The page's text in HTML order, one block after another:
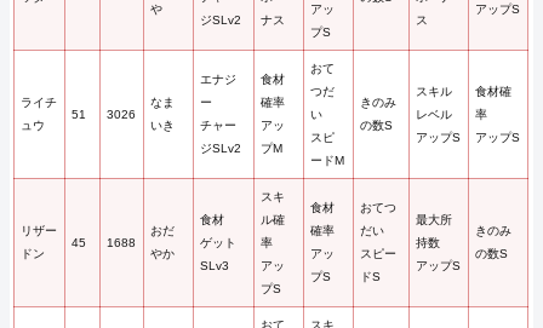
や
ジSLv2
ナス
アッ
プS
ス
アップS
ライチ
ュウ
51 3026
なま
いき
エナジ
ー
チャー
ジSLv2
食材
確率
アッ
プM
おて
つだ
い
スピ
ードM
きのみ
の数S
スキル
レベル
アップS
食材確
率
アップS
リザー
ドン
45 1688
おだ
やか
食材
ゲット
SLv3
スキ
ル確
率
アッ
プS
食材
確率
アッ
プS
おてつ
だい
スピー
ドS
最大所
持数
アップS
きのみ
の数S
おて
スキ